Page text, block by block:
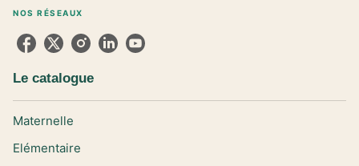
NOS RÉSEAUX
Le catalogue
Maternelle
Elémentaire